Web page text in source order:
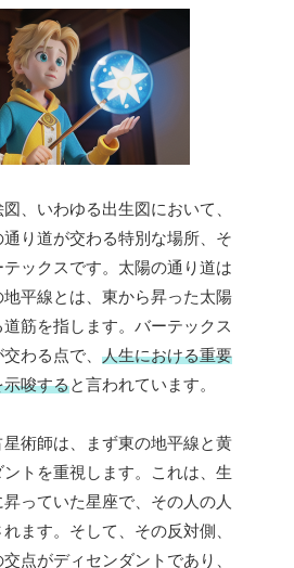
、いわゆる出生図において、
り道が交わる特別な場所、そ
ックスです。太陽の通り道は
平線とは、東から昇った太陽
筋を指します。バーテックス
わる点で、 人生における重要
示唆すると言われています。
術師は、まず東の地平線と黄
トを重視します。これは、生
っていた星座で、その人の人
ます。そして、その反対側、
点がディセンダントであり、